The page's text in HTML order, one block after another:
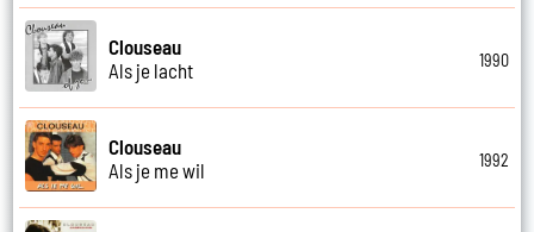
Clouseau
Als je lacht
1990
Clouseau
Als je me wil
1992